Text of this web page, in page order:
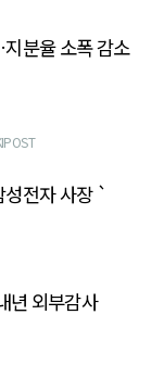
분율 소폭 감소
전자 사장 `
년 외부감사